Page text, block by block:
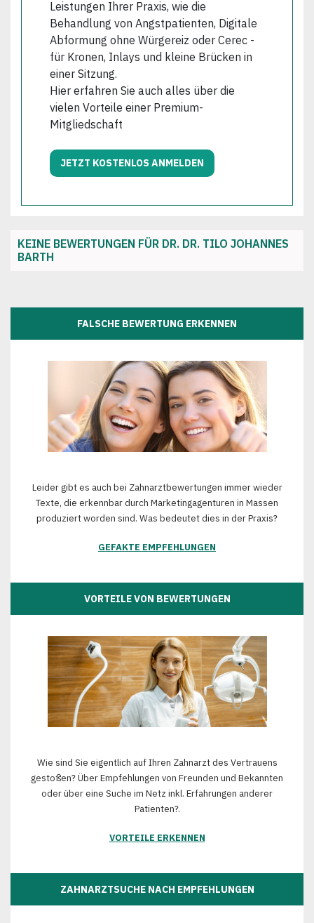
Leistungen Ihrer Praxis, wie die
Behandlung von Angstpatienten, Digitale
Abformung ohne Würgereiz oder Cerec -
für Kronen, Inlays und kleine Brücken in
einer Sitzung.
Hier erfahren Sie auch alles über die
vielen Vorteile einer Premium-
Mitgliedschaft
JETZT KOSTENLOS ANMELDEN
KEINE BEWERTUNGEN FÜR DR. DR. TILO JOHANNES
BARTH
FALSCHE BEWERTUNG ERKENNEN
Leider gibt es auch bei Zahnarztbewertungen immer wieder
Texte, die erkennbar durch Marketingagenturen in Massen
produziert worden sind. Was bedeutet dies in der Praxis?
GEFAKTE EMPFEHLUNGEN
VORTEILE VON BEWERTUNGEN
Wie sind Sie eigentlich auf Ihren Zahnarzt des Vertrauens
gestoßen? Über Empfehlungen von Freunden und Bekannten
oder über eine Suche im Netz inkl. Erfahrungen anderer
Patienten?.
VORTEILE ERKENNEN
ZAHNARZTSUCHE NACH EMPFEHLUNGEN